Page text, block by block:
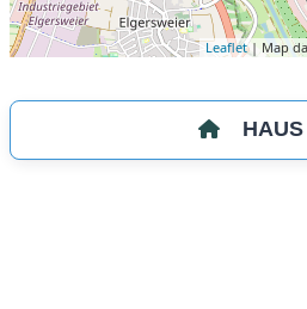
Leaflet| Map
HAUS